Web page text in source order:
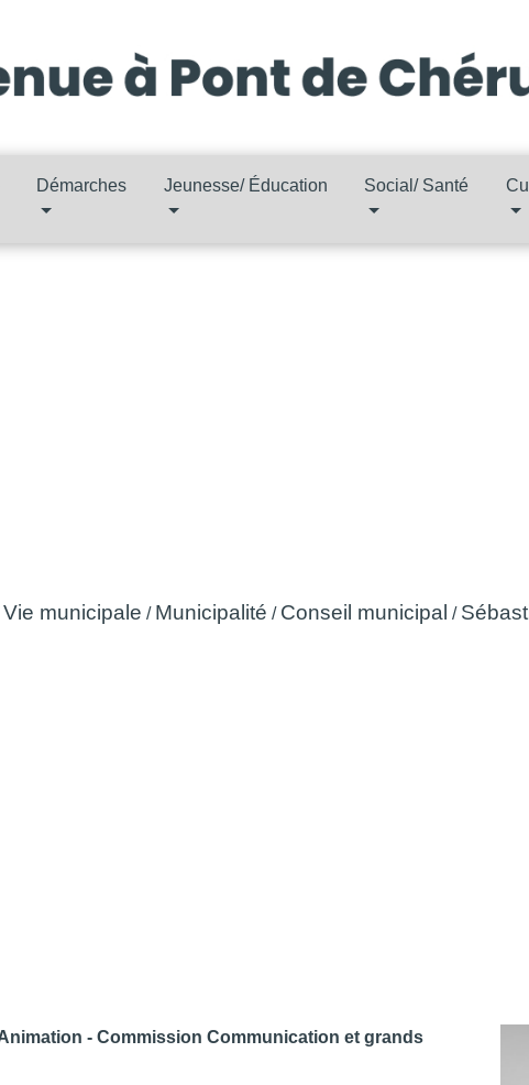
Démarches Jeunesse/ Éducation Social/ Santé
Vie municipale / Municipalité / Conseil municipal /
- Commission Communication et grands